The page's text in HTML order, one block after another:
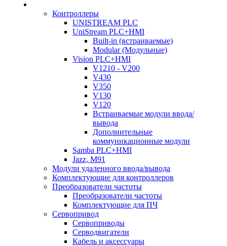
Контроллеры
UNISTREAM PLC
UniStream PLC+HMI
Built-in (встраиваемые)
Modular (Модульные)
Vision PLC+HMI
V1210 - V200
V430
V350
V130
V120
Встраиваемые модули ввода/
вывода
Дополнительные
коммуникационные модули
Samba PLC+HMI
Jazz, M91
Модули удаленного ввода/вывода
Комплектующие для контроллеров
Преобразователи частоты
Преобразователи частоты
Комплектующие для ПЧ
Сервопривод
Сервоприводы
Серводвигатели
Кабель и аксессуары